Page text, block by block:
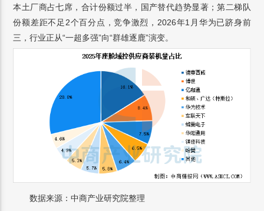
本土厂商占七席，合计份额过半，国产替代趋势显著；第二梯队
份额差距不足2个百分点，竞争激烈，2026年1月华为已跻身前
三，行业正从“一超多强”向“群雄逐鹿”演变。
数据来源：中商产业研究院整理